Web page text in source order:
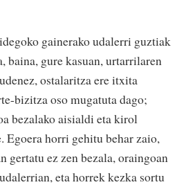
gainerako udalerri guztiak
baina, gure kasuan, urtarrilaren
ostalaritza ere itxita
bizitza oso mugatuta dago;
bezalako aisialdi eta kirol
Egoera horri gehitu behar zaio,
gertatu ez zen bezala, oraingoan
eta horrek kezka sortu